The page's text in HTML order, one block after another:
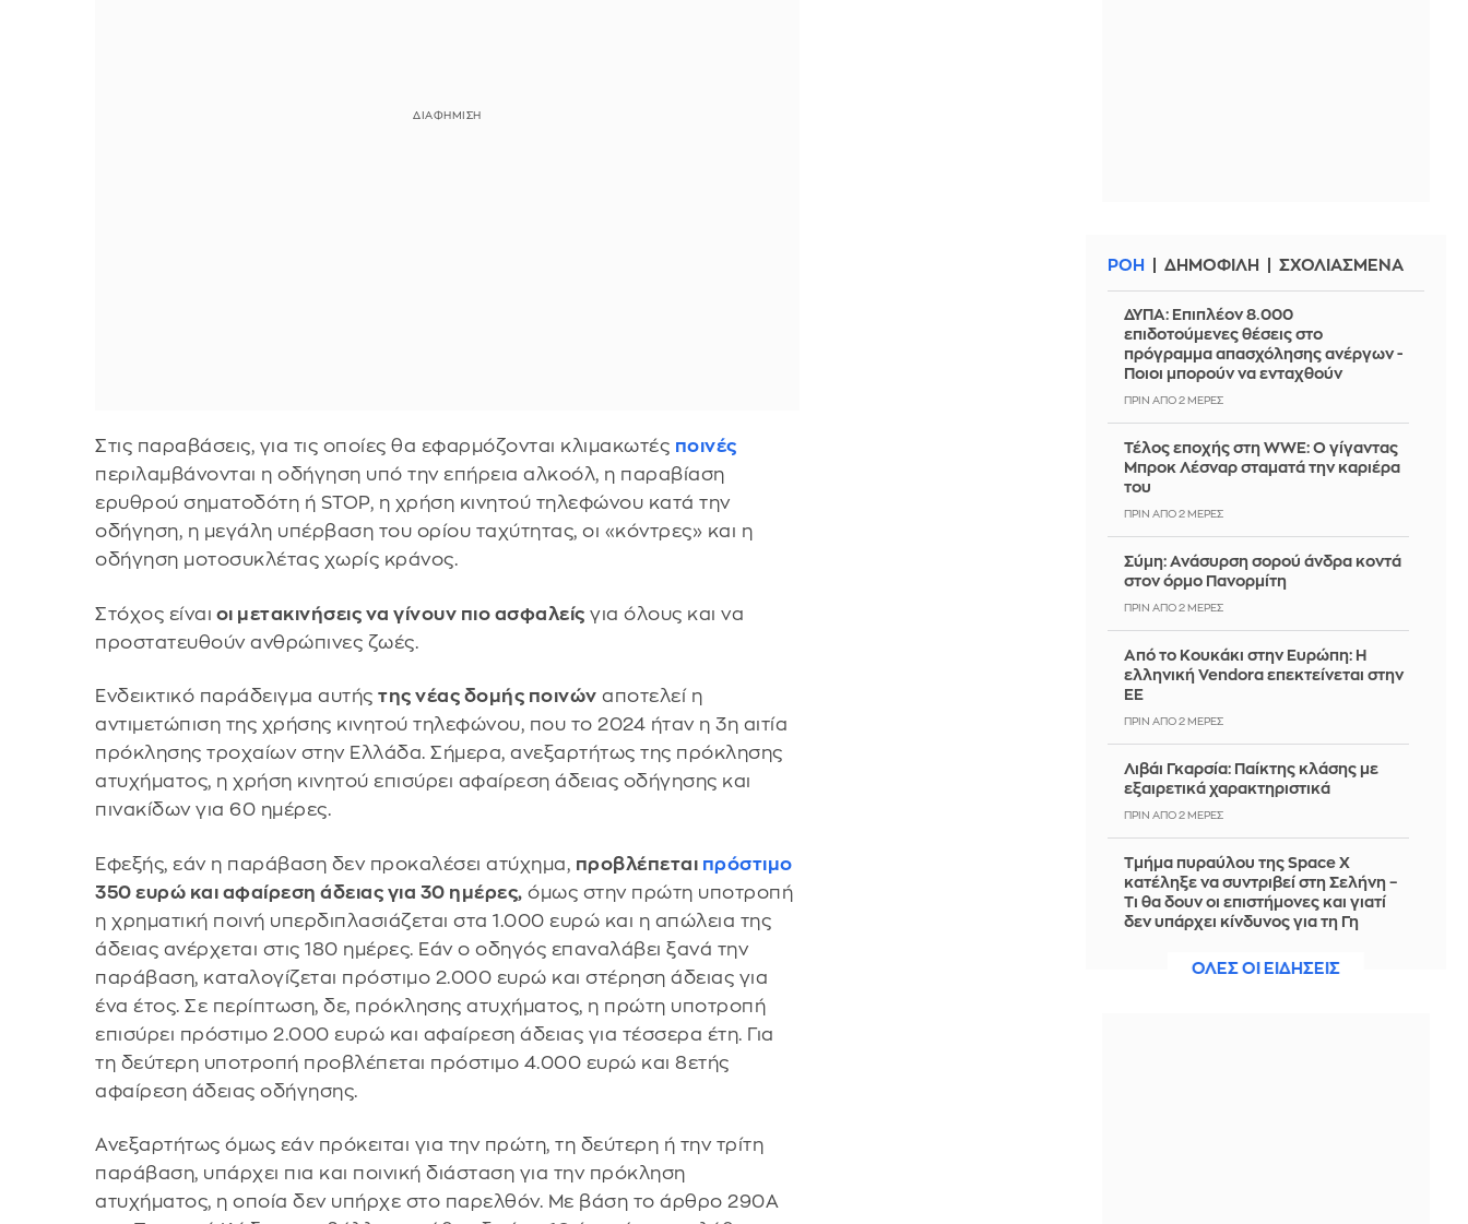
Στις παραβάσεις, για τις οποίες θα εφαρμόζονται κλιμακωτές ποινές
περιλαμβάνονται η οδήγηση υπό την επήρεια αλκοόλ, η παραβίαση
ερυθρού σηματοδότη ή STOP, η χρήση κινητού τηλεφώνου κατά την
οδήγηση, η μεγάλη υπέρβαση του ορίου ταχύτητας, οι «κόντρες» και η
οδήγηση μοτοσυκλέτας χωρίς κράνος.
Στόχος είναι οι μετακινήσεις να γίνουν πιο ασφαλείς για όλους και να
προστατευθούν ανθρώπινες ζωές.
Ενδεικτικό παράδειγμα αυτήςτης νέας δομής ποινών αποτελεί η
αντιμετώπιση της χρήσης κινητού τηλεφώνου, που το 2024 ήταν η 3η αιτία
πρόκλησης τροχαίων στην Ελλάδα. Σήμερα, ανεξαρτήτως της πρόκλησης
ατυχήματος, η χρήση κινητού επισύρει αφαίρεση άδειας οδήγησης και
πινακίδων για 60 ημέρες.
Εφεξής, εάν η παράβαση δεν προκαλέσει ατύχημα, προβλέπεται πρόστιμο
350 ευρώ και αφαίρεση άδειας για 30 ημέρες, όμως στην πρώτη υποτροπή
η χρηματική ποινή υπερδιπλασιάζεται στα 1.000 ευρώ και η απώλεια της
άδειας ανέρχεται στις 180 ημέρες. Εάν ο οδηγός επαναλάβει ξανά την
παράβαση, καταλογίζεται πρόστιμο 2.000 ευρώ και στέρηση άδειας για
ένα έτος. Σε περίπτωση, δε, πρόκλησης ατυχήματος, η πρώτη υποτροπή
επισύρει πρόστιμο 2.000 ευρώ και αφαίρεση άδειας για τέσσερα έτη. Για
τη δεύτερη υποτροπή προβλέπεται πρόστιμο 4.000 ευρώ και 8ετής
αφαίρεση άδειας οδήγησης.
Ανεξαρτήτως όμως εάν πρόκειται για την πρώτη, τη δεύτερη ή την τρίτη
παράβαση, υπάρχει πια και ποινική διάσταση για την πρόκληση
ατυχήματος, η οποία δεν υπήρχε στο παρελθόν. Με βάση το άρθρο 290Α
ΡΟΗ ΔΗΜΟΦΙΛΗ ΣΧΟΛΙΑΣΜΕΝΑ
ΔΥΠΑ: Επιπλέον 8.000
επιδοτούμενες θέσεις στο
πρόγραμμα απασχόλησης ανέργων -
Ποιοι μπορούν να ενταχθούν
ΠΡΙΝ ΑΠΌ 2 ΜΈΡΕΣ
Τέλος εποχής στη WWE: Ο γίγαντας
Μπροκ Λέσναρ σταματά την καριέρα
του
ΠΡΙΝ ΑΠΌ 2 ΜΈΡΕΣ
Σύμη: Ανάσυρση σορού άνδρα κοντά
στον όρμο Πανορμίτη
ΠΡΙΝ ΑΠΌ 2 ΜΈΡΕΣ
Από το Κουκάκι στην Ευρώπη: Η
ελληνική Vendora επεκτείνεται στην
ΕΕ
ΠΡΙΝ ΑΠΌ 2 ΜΈΡΕΣ
Λιβάι Γκαρσία: Παίκτης κλάσης με
εξαιρετικά χαρακτηριστικά
ΠΡΙΝ ΑΠΌ 2 ΜΈΡΕΣ
Τμήμα πυραύλου της Space X
κατέληξε να συντριβεί στη Σελήνη –
Τι θα δουν οι επιστήμονες και γιατί
δεν υπάρχει κίνδυνος για τη Γη
ΟΛΕΣ ΟΙ ΕΙΔΗΣΕΙΣ